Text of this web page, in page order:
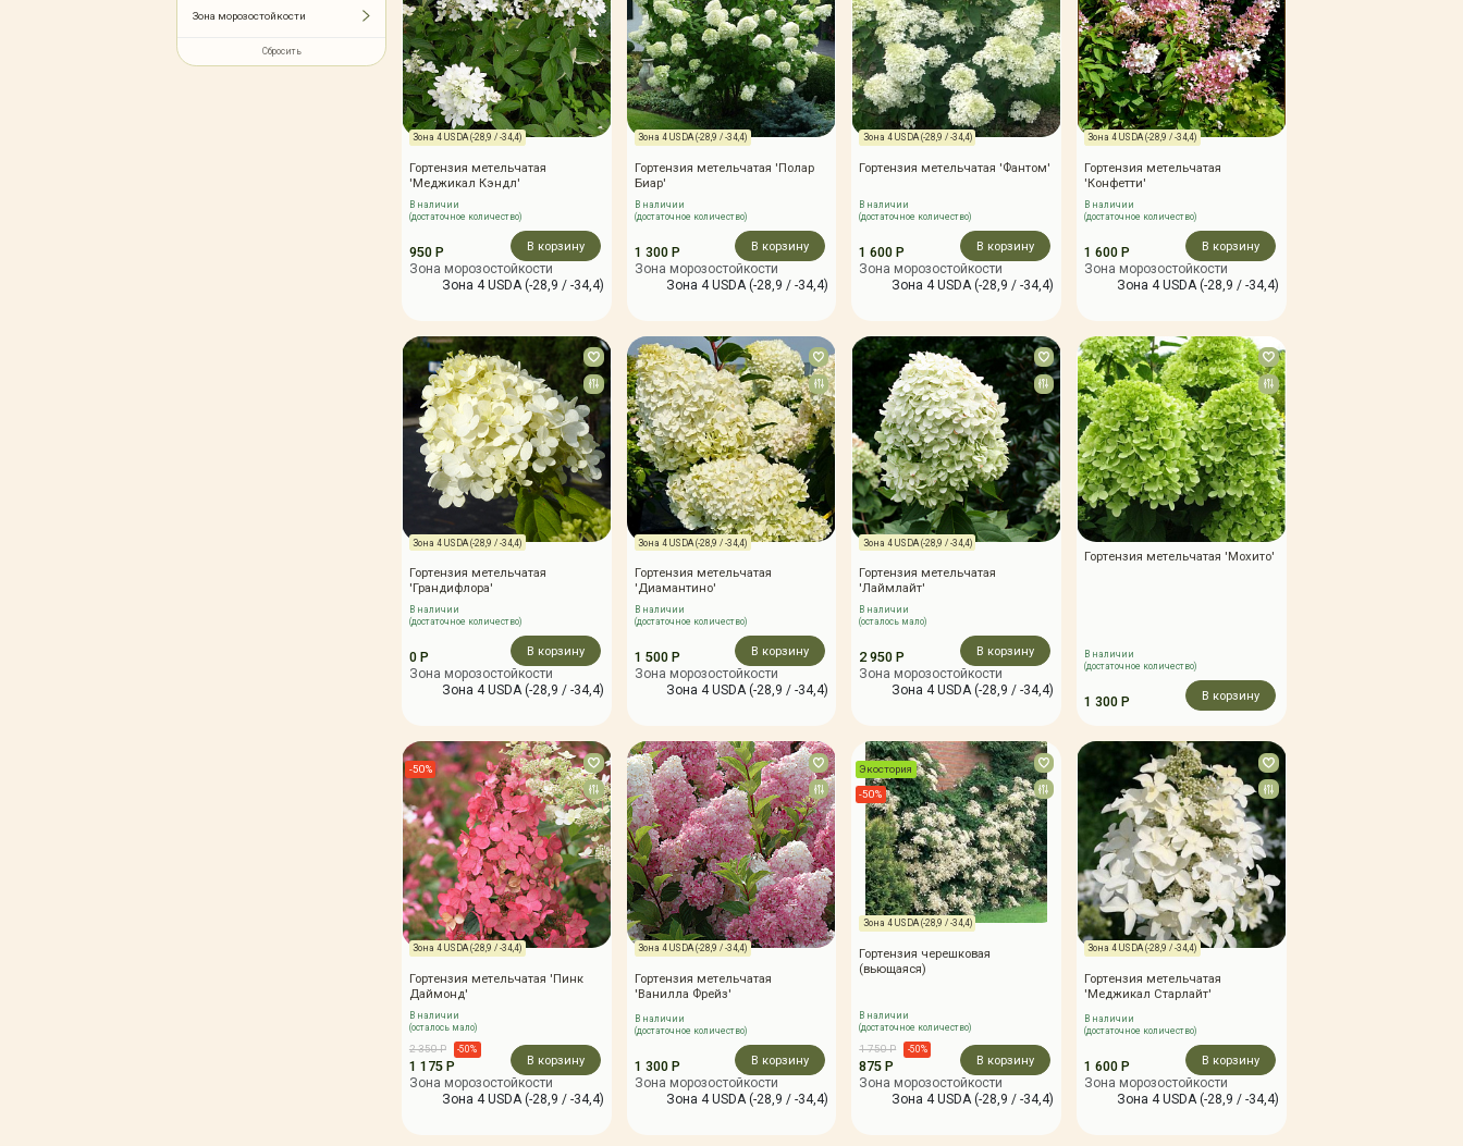
Консультации специалистов
Полезная литература
Системы скидок, программы
Зона морозостойкости
Сбросить
Зона 4 USDA (-28,9 / -34,4)
Гортензия метельчатая
'Меджикал Кэндл'
В наличии
(достаточное количество)
950 Р В корзину
Зона морозостойкости
Зона 4 USDA (-28,9 / -34,4)
Зона 4 USDA (-28,9 / -34,4)
Гортензия метельчатая 'Полар
Биар'
В наличии
(достаточное количество)
1 300 Р В корзину
Зона морозостойкости
Зона 4 USDA (-28,9 / -34,4)
Зона 4 USDA (-28,9 / -34,4)
Гортензия метельчатая 'Фантом'
В наличии
(достаточное количество)
1 600 Р В корзину
Зона морозостойкости
Зона 4 USDA (-28,9 / -34,4)
Зона 4 USDA (-28,9 / -34,4)
Гортензия метельчатая
'Конфетти'
В наличии
(достаточное количество)
1 600 Р В корзину
Зона морозостойкости
Зона 4 USDA (-28,9 / -34,4)
Зона 4 USDA (-28,9 / -34,4)
Гортензия метельчатая
'Грандифлора'
В наличии
(достаточное количество)
0 Р В корзину
Зона морозостойкости
Зона 4 USDA (-28,9 / -34,4)
Зона 4 USDA (-28,9 / -34,4)
Гортензия метельчатая
'Диамантино'
В наличии
(достаточное количество)
1 500 Р В корзину
Зона морозостойкости
Зона 4 USDA (-28,9 / -34,4)
Зона 4 USDA (-28,9 / -34,4)
Гортензия метельчатая
'Лаймлайт'
В наличии
(осталось мало)
2 950 Р В корзину
Зона морозостойкости
Зона 4 USDA (-28,9 / -34,4)
Гортензия метельчатая 'Мохито'
В наличии
(достаточное количество)
1 300 Р В корзину
-50%
Зона 4 USDA (-28,9 / -34,4)
Гортензия метельчатая 'Пинк
Даймонд'
В наличии
(осталось мало)
2 350 Р -50%
1 175 Р В корзину
Зона морозостойкости
Зона 4 USDA (-28,9 / -34,4)
Зона 4 USDA (-28,9 / -34,4)
Гортензия метельчатая
'Ванилла Фрейз'
В наличии
(достаточное количество)
1 300 Р В корзину
Зона морозостойкости
Зона 4 USDA (-28,9 / -34,4)
Экостория
-50%
Зона 4 USDA (-28,9 / -34,4)
Гортензия черешковая
(вьющаяся)
В наличии
(достаточное количество)
1 750 Р -50%
875 Р В корзину
Зона морозостойкости
Зона 4 USDA (-28,9 / -34,4)
Зона 4 USDA (-28,9 / -34,4)
Гортензия метельчатая
'Меджикал Старлайт'
В наличии
(достаточное количество)
1 600 Р В корзину
Зона морозостойкости
Зона 4 USDA (-28,9 / -34,4)